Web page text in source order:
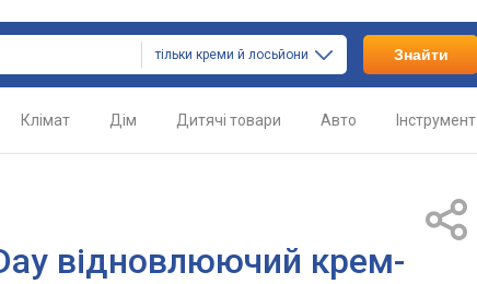
тільки креми й лосьйони Знайти
Клімат Дім Дитячі товари Авто Інструмент
відновлюючий крем-